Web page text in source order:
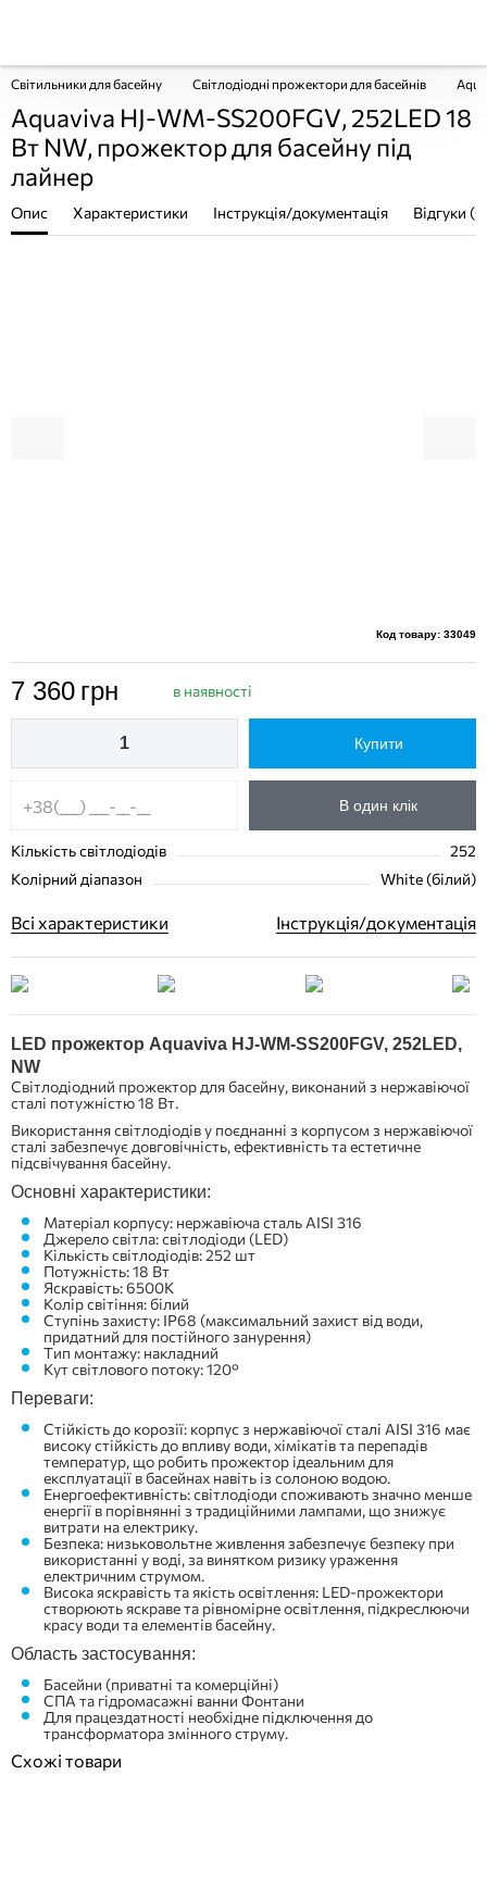
Світильники для басейну Світлодіодні прожектори для басейнів
Aquaviva HJ-WM-SS200FGV, 252LED 18
Вт NW, прожектор для басейну під
лайнер
Опис Характеристики Інструкція/документація Відгуки
Код товару: 33049
7 360 грн в наявності
Купити
В один клік
Кількість світлодіодів
252
Колірний діапазон
White (білий)
Всі характеристики Інструкція/документація
LED прожектор Aquaviva HJ-WM-SS200FGV, 252LED,
NW
Світлодіодний прожектор для басейну, виконаний з нержавіючої
сталі потужністю 18 Вт.
Використання світлодіодів у поєднанні з корпусом з нержавіючої
сталі забезпечує довговічність, ефективність та естетичне
підсвічування басейну.
Основні характеристики:
Матеріал корпусу: нержавіюча сталь AISI 316
Джерело світла: світлодіоди (LED)
Кількість світлодіодів: 252 шт
Потужність: 18 Вт
Яскравість: 6500К
Колір світіння: білий
Ступінь захисту: IP68 (максимальний захист від води,
придатний для постійного занурення)
Тип монтажу: накладний
Кут світлового потоку: 120°
Переваги:
Стійкість до корозії: корпус з нержавіючої сталі AISI 316 має
високу стійкість до впливу води, хімікатів та перепадів
температур, що робить прожектор ідеальним для
експлуатації в басейнах навіть із солоною водою.
Енергоефективність: світлодіоди споживають значно менше
енергії в порівнянні з традиційними лампами, що знижує
витрати на електрику.
Безпека: низьковольтне живлення забезпечує безпеку при
використанні у воді, за винятком ризику ураження
електричним струмом.
Висока яскравість та якість освітлення: LED-прожектори
створюють яскраве та рівномірне освітлення, підкреслюючи
красу води та елементів басейну.
Область застосування:
Басейни (приватні та комерційні)
СПА та гідромасажні ванни Фонтани
Для працездатності необхідне підключення до
трансформатора змінного струму.
Схожі товари